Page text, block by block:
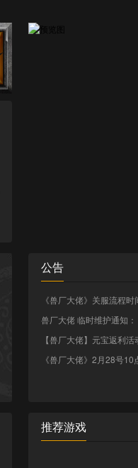
公告
《兽厂大佬》关服流程时
兽厂大佬 临时维护通知：
【兽厂大佬】元宝返利活
《兽厂大佬》2月28号10
推荐游戏